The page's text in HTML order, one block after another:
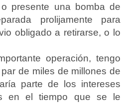
presente una bomba de
prolijamente para
obligado a retirarse, o lo
operación, tengo
de miles de millones de
parte de los intereses
en el tiempo que se le